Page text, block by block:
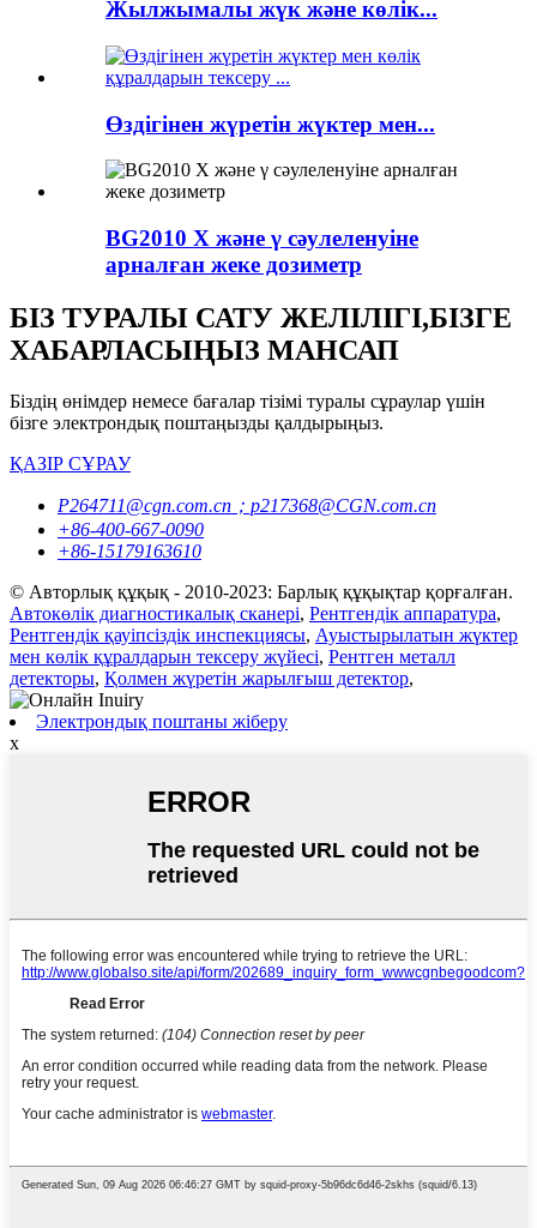
Жылжымалы жүк және көлік...
Өздігінен жүретін жүктер мен...
BG2010 X және γ сәулеленуіне
арналған жеке дозиметр
БІЗ ТУРАЛЫ САТУ ЖЕЛІЛІГІ,БІЗГЕ
ХАБАРЛАСЫҢЫЗ МАНСАП
Біздің өнімдер немесе бағалар тізімі туралы сұраулар үшін
бізге электрондық поштаңызды қалдырыңыз.
ҚАЗІР СҰРАУ
P264711@cgn.com.cn；p217368@CGN.com.cn
+86-400-667-0090
+86-15179163610
© Авторлық құқық - 2010-2023: Барлық құқықтар қорғалған.
Автокөлік диагностикалық сканері, Рентгендік аппаратура,
Рентгендік қауіпсіздік инспекциясы, Ауыстырылатын жүктер
мен көлік құралдарын тексеру жүйесі, Рентген металл
детекторы, Қолмен жүретін жарылғыш детектор,
Электрондық поштаны жіберу
x